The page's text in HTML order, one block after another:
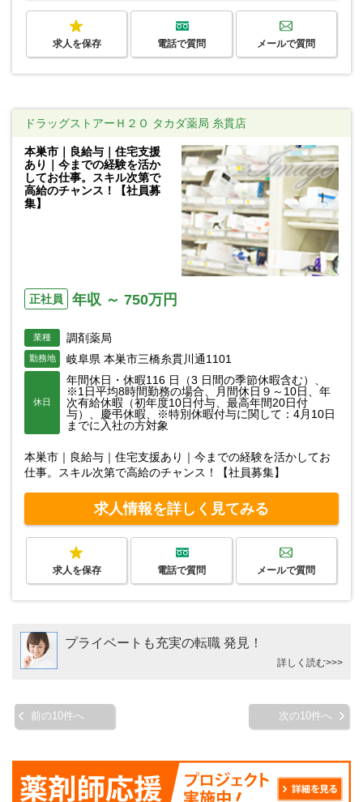
求人を保存 電話で質問 メールで質問
ドラッグストアーＨ２Ｏ タカダ薬局 糸貫店
本巣市｜良給与｜住宅支援
あり｜今までの経験を活か
してお仕事。スキル次第で
高給のチャンス！【社員募
集】
正社員 年収 ～ 750万円
業種 調剤薬局
勤務地 岐阜県 本巣市三橋糸貫川通1101
休日
年間休日・休暇116 日（3 日間の季節休暇含む）、
※1日平均8時間勤務の場合、月間休日９～10日、年
次有給休暇（初年度10日付与、最高年間20日付
与）、慶弔休暇、※特別休暇付与に関して：4月10日
までに入社の方対象
本巣市｜良給与｜住宅支援あり｜今までの経験を活かしてお
仕事。スキル次第で高給のチャンス！【社員募集】
求人情報を詳しく見てみる
求人を保存 電話で質問 メールで質問
プライベートも充実の転職 発見！
詳しく読む>>>
前の10件へ 次の10件へ